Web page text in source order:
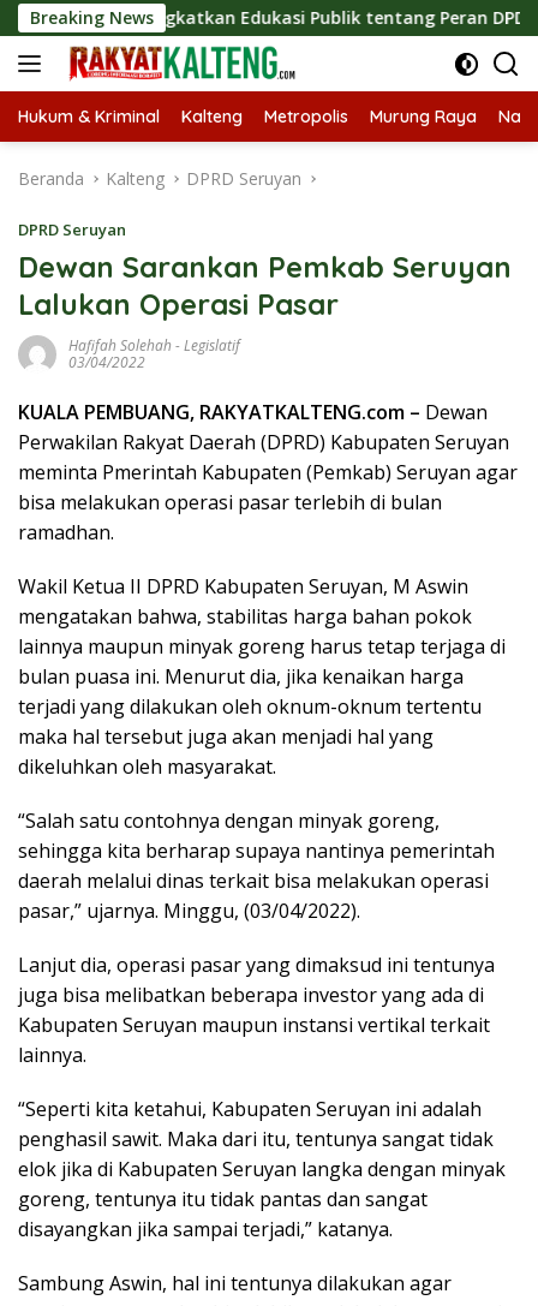
Langsung
ke
konten
Breaking News
Tingkatkan Edukasi Publik tentang Peran DPD RI
Hukum & Kriminal Kalteng Metropolis Murung Raya
Beranda Kalteng DPRD Seruyan
DPRD Seruyan
Dewan Sarankan Pemkab Seruyan
Lalukan Operasi Pasar
Hafifah Solehah -Legislatif
03/04/2022
KUALA PEMBUANG, RAKYATKALTENG.com – Dewan
Perwakilan Rakyat Daerah (DPRD) Kabupaten Seruyan
meminta Pmerintah Kabupaten (Pemkab) Seruyan agar
bisa melakukan operasi pasar terlebih di bulan
ramadhan.
Wakil Ketua II DPRD Kabupaten Seruyan, M Aswin
mengatakan bahwa, stabilitas harga bahan pokok
lainnya maupun minyak goreng harus tetap terjaga di
bulan puasa ini. Menurut dia, jika kenaikan harga
terjadi yang dilakukan oleh oknum-oknum tertentu
maka hal tersebut juga akan menjadi hal yang
dikeluhkan oleh masyarakat.
“Salah satu contohnya dengan minyak goreng,
sehingga kita berharap supaya nantinya pemerintah
daerah melalui dinas terkait bisa melakukan operasi
pasar,” ujarnya. Minggu, (03/04/2022).
Lanjut dia, operasi pasar yang dimaksud ini tentunya
juga bisa melibatkan beberapa investor yang ada di
Kabupaten Seruyan maupun instansi vertikal terkait
lainnya.
“Seperti kita ketahui, Kabupaten Seruyan ini adalah
penghasil sawit. Maka dari itu, tentunya sangat tidak
elok jika di Kabupaten Seruyan langka dengan minyak
goreng, tentunya itu tidak pantas dan sangat
disayangkan jika sampai terjadi,” katanya.
Sambung Aswin, hal ini tentunya dilakukan agar